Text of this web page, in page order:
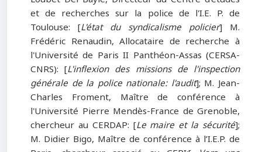
et de recherches sur la police de l'I.E. P. de
Toulouse: [L'état du syndicalisme policier] M.
Frédéric Renaudin, Allocataire de recherche à
l'Université de Paris II Panthéon-Assas (CERSA-
CNRS): [L'inflexion des missions de l'inspection
générale de la police nationale: l'audit]; M. Jean-
Charles Froment, Maître de conférence à
l'Université Pierre Mendès-France de Grenoble,
chercheur au CERDAP: [Le maire et la sécurité];
M. Didier Bigo, Maître de conférence à l’I.E.P. de